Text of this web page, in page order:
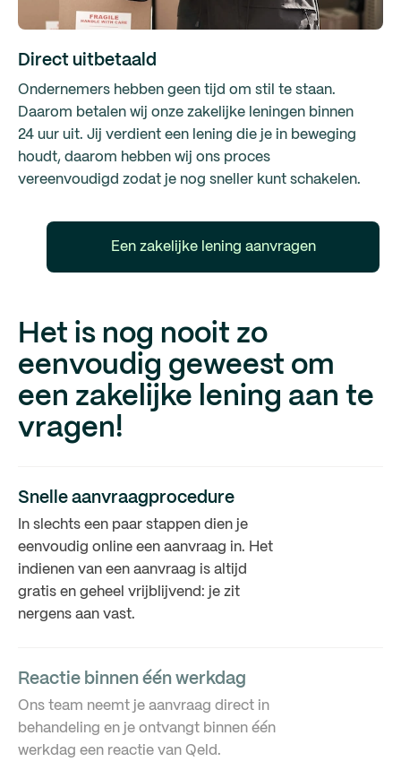
Direct uitbetaald
Ondernemers hebben geen tijd om stil te staan.
Daarom betalen wij onze zakelijke leningen binnen
24 uur uit. Jij verdient een lening die je in beweging
houdt, daarom hebben wij ons proces
vereenvoudigd zodat je nog sneller kunt schakelen.
Een zakelijke lening aanvragen
Het is nog nooit zo
eenvoudig geweest om
een zakelijke lening aan te
vragen!
Snelle aanvraagprocedure
In slechts een paar stappen dien je
eenvoudig online een aanvraag in. Het
indienen van een aanvraag is altijd
gratis en geheel vrijblijvend: je zit
nergens aan vast.
Reactie binnen één werkdag
Ons team neemt je aanvraag direct in
behandeling en je ontvangt binnen één
werkdag een reactie van Qeld.